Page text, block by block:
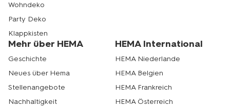
Wohndeko
Party Deko
Klappkisten
Mehr über HEMA
Geschichte
Neues über Hema
Stellenangebote
Nachhaltigkeit
HEMA International
HEMA Niederlande
HEMA Belgien
HEMA Frankreich
HEMA Österreich